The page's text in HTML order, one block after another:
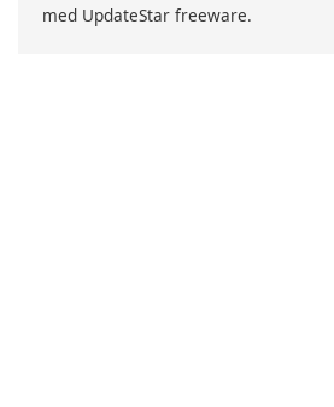
med UpdateStar freeware.